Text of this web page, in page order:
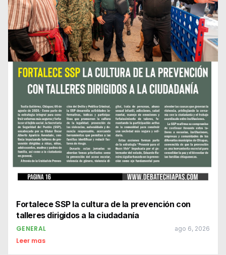
Fortalece SSP la cultura de la prevención con
talleres dirigidos a la ciudadanía
GENERAL ago 6, 2026
Leer mas